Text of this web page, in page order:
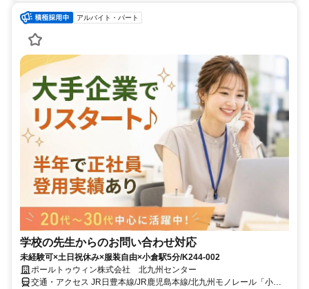
アルバイト・パート
学校の先生からのお問い合わせ対応
未経験可×土日祝休み×服装自由×小倉駅5分/K244-002
ポールトゥウィン株式会社 北九州センター
交通・アクセス JR日豊本線/JR鹿児島本線/北九州モノレール「小倉